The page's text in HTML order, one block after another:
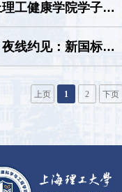
ฟื้นฟูสมรรถภาพ
ญญาประดิษฐ์ ฉลอง
พันธ์ทางการทูต
理工健康学院学子参
未来”实习实训营活
夜线约见：新国标来
纯了
上页 1 2 下页